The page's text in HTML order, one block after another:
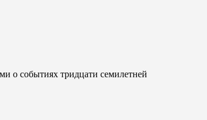
о событиях тридцати семилетней